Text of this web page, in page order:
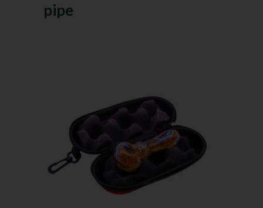
pipe